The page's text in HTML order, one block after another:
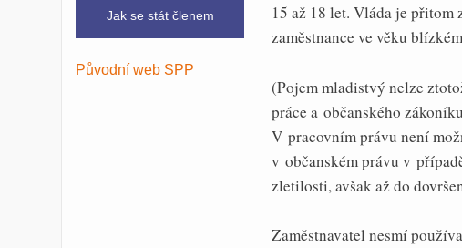
Jak se stát členem
Původní web SPP
15 až 18 let. Vláda je
zaměstnance ve věku
(Pojem mladistvý nelze
práce a občanského
V pracovním právu není
v občanském právu v
zletilosti, avšak až do
Zaměstnavatel nesmí